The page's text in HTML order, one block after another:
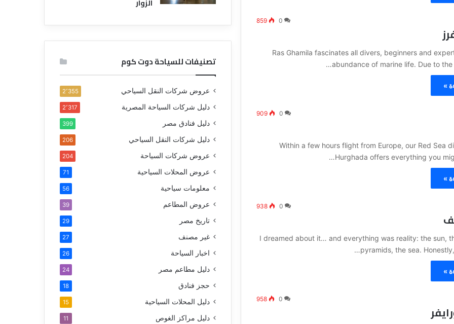
0
859
Ras Ghamila fascinates all divers, beginners and
abundance of marine life. Due to the
»
0
909
Within a few hours flight from Europe, our Red Sea
Hurghada offers everything you
»
0
938
I dreamed about it… and everything was reality: the sun,
pyramids, the sea.
»
0
958
الزوار
تصنيفات للسياحة دوت كوم
عروض شركات النقل السياحي 2٬355
دليل شركات السياحة المصرية 2٬317
دليل فنادق مصر 399
دليل شركات النقل السياحي 206
عروض شركات السياحة 204
عروض المحلات السياحية 71
معلومات سياحية 56
عروض المطاعم 39
تاريخ مصر 29
غير مصنف 27
اخبار السياحة 26
دليل مطاعم مصر 24
حجز فنادق 18
دليل المحلات السياحية 15
دليل مراكز الغوص 11